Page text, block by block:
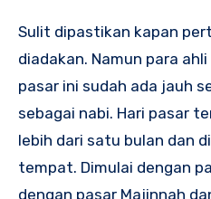
Sulit dipastikan kapan
diadakan. Namun para
pasar ini sudah ada jauh
sebagai nabi. Hari pasar
lebih dari satu bulan dan
tempat. Dimulai dengan
dengan pasar Majinnah